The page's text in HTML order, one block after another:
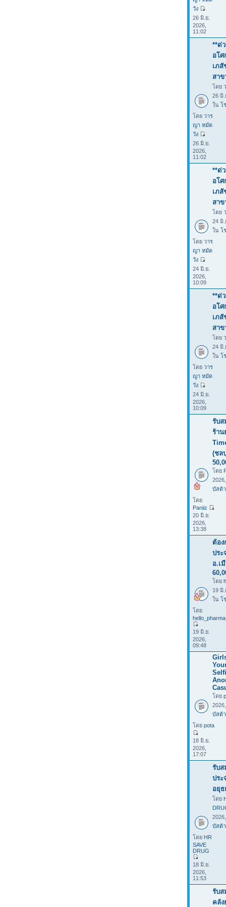
วัง
26 มิ.ย.
2026,
11:02
**ด่
อโ
เภสั
สาข
โดย
26 มิ.
ใน โ
โดย วาร
ญา หมัด
วัง
26 มิ.ย.
2026,
11:02
**ด่
อโ
เภสั
สาข
โดย
24 มิ.
ใน โ
โดย วาร
ญา หมัด
วัง
24 มิ.ย.
2026,
10:09
**ด่
อโ
เภสั
สาข
โดย
24 มิ.
ใน โ
โดย วาร
ญา หมัด
วัง
24 มิ.ย.
2026,
10:09
รับส
ร้าน
(ชล
โดย
บัสต้า
โดย
Paniiz
20 มิ.ย.
2026,
13:38
ต้อง
ประ
อ.เ
โดย
19 มิ.
ใน โ
โดย
hello_pharma
19 มิ.ย.
2026,
09:48
โดย
บัสต้า
โดย pota
18 มิ.ย.
2026,
17:07
รับส
ประ
อยุ
โดย
บัสต้า
โดย HR
SAVE
DRUG
18 มิ.ย.
2026,
11:53
รับส
คลัง